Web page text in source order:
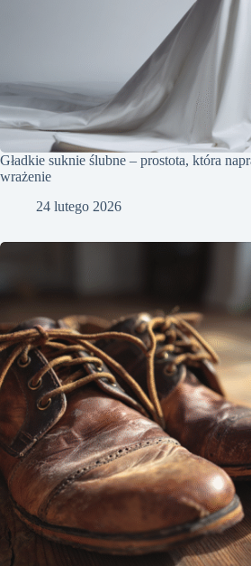
Gładkie suknie ślubne – prostota, która
wrażenie
24 lutego 2026